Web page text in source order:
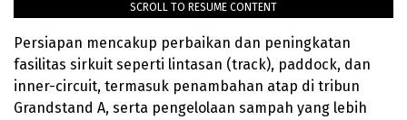
SCROLL TO RESUME CONTENT
Persiapan mencakup perbaikan dan peningkatan
fasilitas sirkuit seperti lintasan (track), paddock, dan
inner-circuit, termasuk penambahan atap di tribun
Grandstand A, serta pengelolaan sampah yang lebih